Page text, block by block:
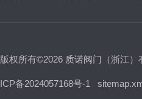
版权所有©2026 质诺阀门（浙江
ICP备2024057168号-1